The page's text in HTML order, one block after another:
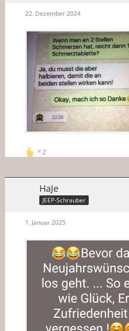
22. Dezember 2024
2
HaJe
JEEP-Schrauber
1. Januar 2025